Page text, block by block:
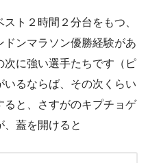
ト２時間２分台をもつ、
ドンマラソン優勝経験があ
次に強い選手たちです（ピ
るならば、その次くらい
ると、さすがのキプチョゲ
、蓋を開けると